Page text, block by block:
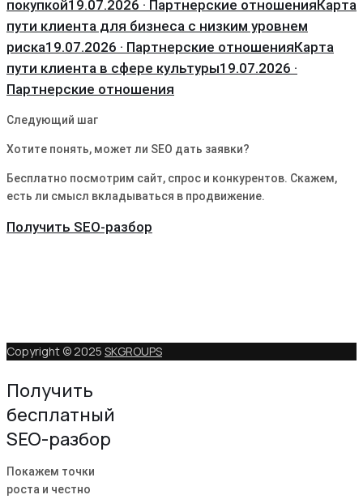
покупкой19.07.2026 · Партнерские отношенияКарта
пути клиента для бизнеса с низким уровнем
риска19.07.2026 · Партнерские отношенияКарта
пути клиента в сфере культуры19.07.2026 ·
Партнерские отношения
Следующий шаг
Хотите понять, может ли SEO дать заявки?
Бесплатно посмотрим сайт, спрос и конкурентов. Скажем,
есть ли смысл вкладываться в продвижение.
Получить SEO-разбор
Copyright © 2025 SKGROUPS
Получить
бесплатный
SEO-разбор
Покажем точки
роста и честно